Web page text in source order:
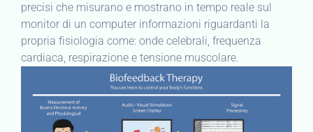
precisi che misurano e mostrano in tempo reale sul
monitor di un computer informazioni riguardanti la
propria fisiologia come: onde celebrali, frequenza
cardiaca, respirazione e tensione muscolare.